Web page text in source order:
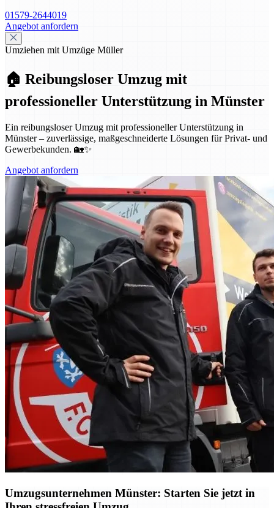
01579-2644019
Angebot anfordern
Umziehen mit Umzüge Müller
🏠 Reibungsloser Umzug mit
professioneller Unterstützung in Münster
Ein reibungsloser Umzug mit professioneller Unterstützung in
Münster – zuverlässige, maßgeschneiderte Lösungen für Privat- und
Gewerbekunden. 🏡✨
Angebot anfordern
Umzugsunternehmen Münster: Starten Sie jetzt in